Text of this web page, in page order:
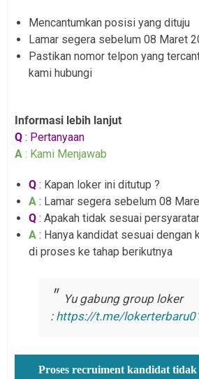
Mencantumkan posisi yang dituju
Lamar segera sebelum 08 Maret
Pastikan nomor telpon yang
kami hubungi
Informasi lebih lanjut
Q : Pertanyaan
A : Kami Menjawab
Q : Kapan loker ini ditutup ?
A : Lamar segera sebelum 08
Q : Apakah tidak sesuai
A : Hanya kandidat sesuai dengan
di proses ke tahap berikutnya
Yu gabung group loker
: https://t.me/
Proses recruiment kandidat